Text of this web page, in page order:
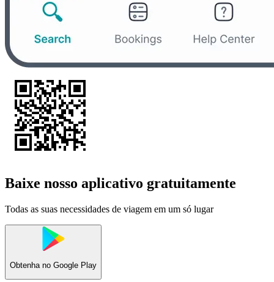
Baixe nosso aplicativo gratuitamente
Todas as suas necessidades de viagem em um só lugar
Obtenha no Google Play